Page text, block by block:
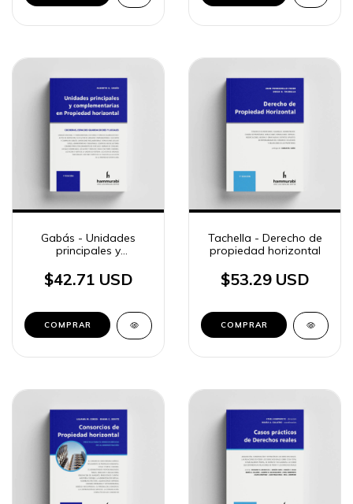
Gabás - Unidades
principales y
Propiedad horizontal
$42.71 USD
COMPRAR
Tachella - Derecho de
propiedad horizontal
$53.29 USD
COMPRAR